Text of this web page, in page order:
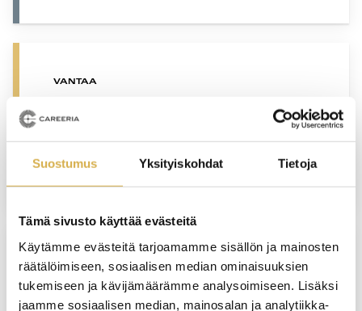
Suostumus Yksityiskohdat Tietoja
Tämä sivusto käyttää evästeitä
Käytämme evästeitä tarjoamamme sisällön ja mainosten
räätälöimiseen, sosiaalisen median ominaisuuksien
tukemiseen ja kävijämäärämme analysoimiseen. Lisäksi
jaamme sosiaalisen median, mainosalan ja analytiikka-
VANTAA
Palvelulogistiikkatyöntekijä | Logistiikan
JATKUVA HAKU
VANTAA
Vastuullisen matkailun opiskelupolku |